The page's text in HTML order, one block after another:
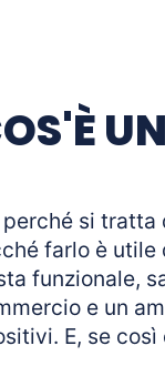
si
farlo è
funzionale,
e un
E, se